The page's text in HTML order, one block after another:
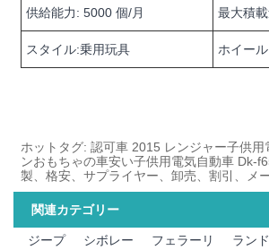
供給能力: 5000 個/月 最大積
スタイル:乗用玩具 ホイー
ホットタグ: 認可車 2015 レンジャー子供用
ンおもちゃの車安い子供用電気自動車 Dk-
製、格安、サプライヤー、卸売、割引、メ
関連カテゴリー
ジープ シボレー フェラーリ
ラン